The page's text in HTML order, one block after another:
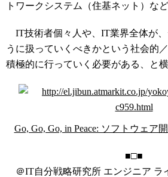
トワークシステム（住基ネット）な
IT技術者個々人や、IT業界全体が、
うに扱っていくべきかという社会的
積極的に行っていく必要がある、と
Go, Go, Go, in Peace: ソフトウェア
■□■
＠IT自分戦略研究所 エンジニア ラ